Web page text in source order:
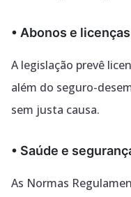
• Abonos e
A legislação prevê
além do seguro-
sem justa causa.
• Saúde e
As Normas